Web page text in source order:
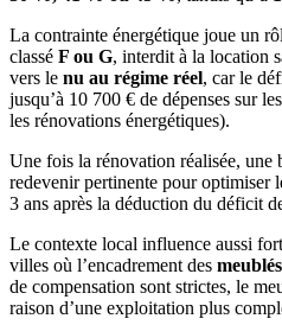
La contrainte énergétique joue un
classé F ou G, interdit à la location
vers le nu au régime réel, car le
jusqu’à 10 700 € de dépenses sur
les rénovations énergétiques).
Une fois la rénovation réalisée, une
redevenir pertinente pour optimiser
3 ans après la déduction du déficit
Le contexte local influence aussi
villes où l’encadrement des
de compensation sont strictes, le
raison d’une exploitation plus